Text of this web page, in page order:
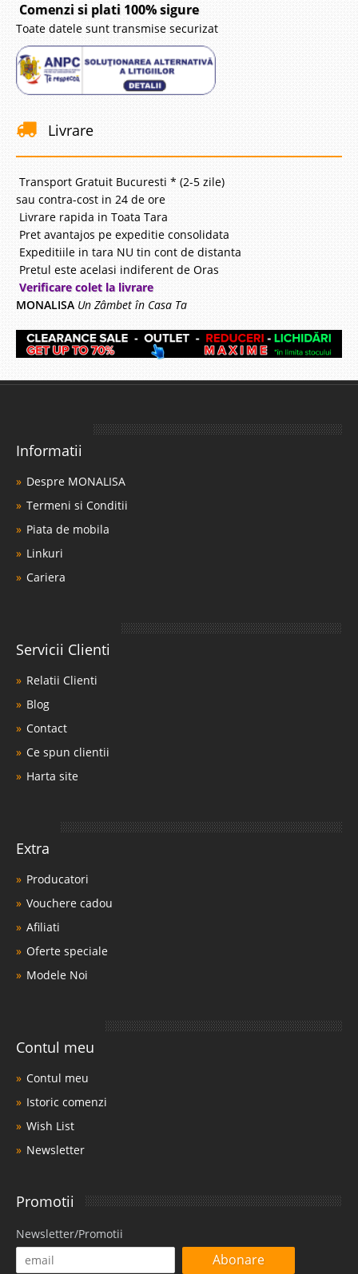
Comenzi si plati 100% sigure
Toate datele sunt transmise securizat
Livrare
Transport Gratuit Bucuresti * (2-5 zile)
sau contra-cost in 24 de ore
Livrare rapida in Toata Tara
Pret avantajos pe expeditie consolidata
Expeditiile in tara NU tin cont de distanta
Pretul este acelasi indiferent de Oras
Verificare colet la livrare
MONALISA Un Zâmbet în Casa Ta
Informatii
Despre MONALISA
Termeni si Conditii
Piata de mobila
Linkuri
Cariera
Servicii Clienti
Relatii Clienti
Blog
Contact
Ce spun clientii
Harta site
Extra
Producatori
Vouchere cadou
Afiliati
Oferte speciale
Modele Noi
Contul meu
Contul meu
Istoric comenzi
Wish List
Newsletter
Promotii
Newsletter/Promotii
Abonare